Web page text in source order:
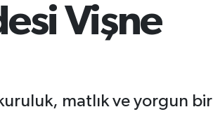
Vişne
kuruluk, matlık ve yorgun bir